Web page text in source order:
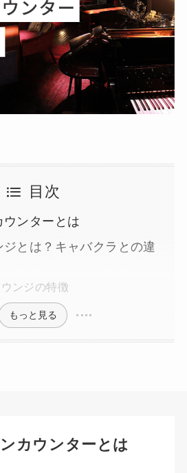
目次
ンターとは
とは？キャバクラとの違
ンジの特徴
もっと見る
カウンターとは